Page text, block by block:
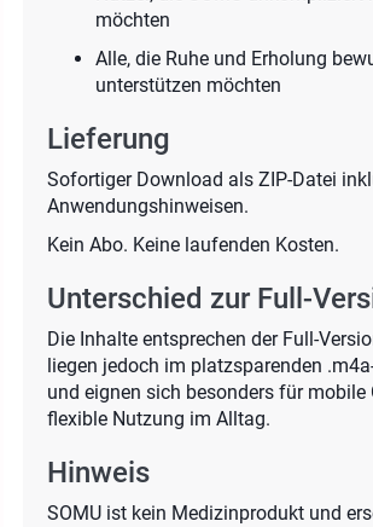
möchten
Alle, die Ruhe und Erholung
unterstützen möchten
Lieferung
Sofortiger Download als ZIP-Datei
Anwendungshinweisen.
Kein Abo. Keine laufenden Kosten.
Unterschied zur Full-
Die Inhalte entsprechen der Full-
liegen jedoch im platzsparenden
und eignen sich besonders für mobile
flexible Nutzung im Alltag.
Hinweis
SOMU ist kein Medizinprodukt und